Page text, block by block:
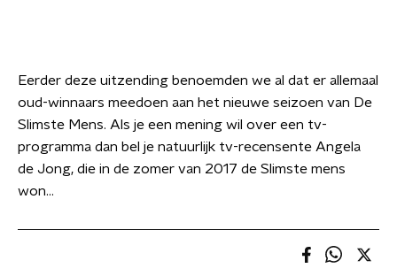
Eerder deze uitzending benoemden we al dat er allemaal
oud-winnaars meedoen aan het nieuwe seizoen van De
Slimste Mens. Als je een mening wil over een tv-
programma dan bel je natuurlijk tv-recensente Angela
de Jong, die in de zomer van 2017 de Slimste mens
won…